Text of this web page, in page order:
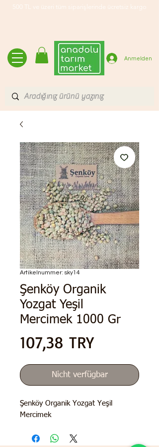
500 TL ve üzeri tüm siparişlerinde ücretsiz kargo
Anmelden
Artikelnummer: sky14
Şenköy Organik
Yozgat Yeşil
Mercimek 1000 Gr
107,38 TRYPreis
Nicht verfügbar
Şenköy Organik Yozgat Yeşil
Mercimek